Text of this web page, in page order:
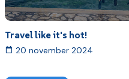
Travel like it's hot!
20 november 2024